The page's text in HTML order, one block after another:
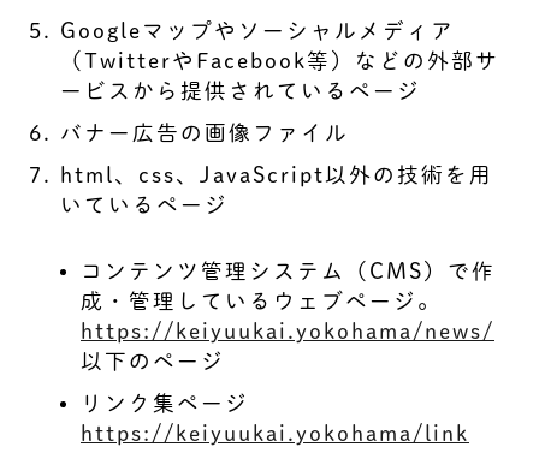
Googleマップやソーシャルメディア
（TwitterやFacebook等）などの外部サ
ービスから提供されているページ
バナー広告の画像ファイル
html、css、JavaScript以外の技術を用
いているページ
コンテンツ管理システム（CMS）で作
成・管理しているウェブページ。
https://keiyuukai.yokohama/news/
以下のページ
リンク集ページ
https://keiyuukai.yokohama/link